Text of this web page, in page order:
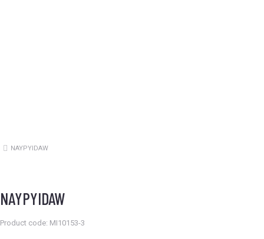
Estás aquí:
NAYPYIDAW
NAYPYIDAW
Product code: MI10153-3